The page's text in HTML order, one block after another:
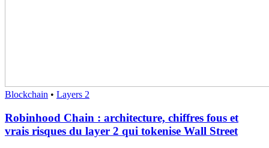
Blockchain • Layers 2
Robinhood Chain : architecture, chiffres fous et
vrais risques du layer 2 qui tokenise Wall Street